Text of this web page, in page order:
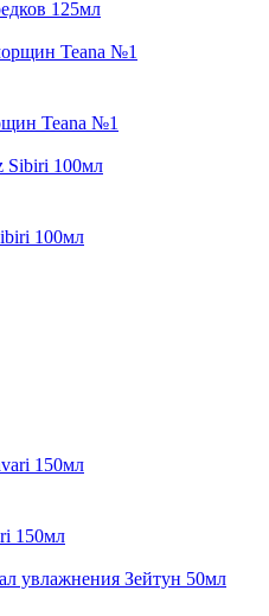
125мл
Teana №1
100мл
150мл